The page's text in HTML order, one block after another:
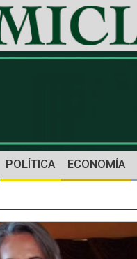
POLÍTICA ECONOMÍA